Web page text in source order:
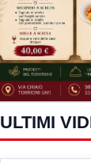
ULTIMI